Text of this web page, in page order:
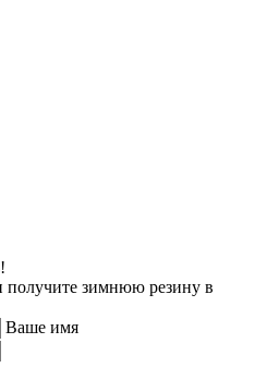
получите зимнюю резину в
Ваше имя